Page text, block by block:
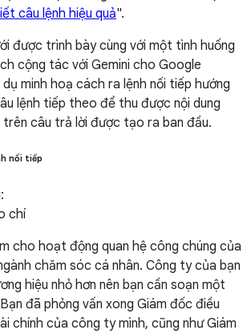
câu lệnh hiệu quả".
được trình bày cùng với một tình huống
cộng tác với Gemini cho Google
minh hoạ cách ra lệnh nối tiếp hướng
lệnh tiếp theo để thu được nội dung
trên câu trả lời được tạo ra ban đầu.
nối tiếp
chí
cho hoạt động quan hệ công chúng của
chăm sóc cá nhân. Công ty của bạn
hiệu nhỏ hơn nên bạn cần soạn một
đã phỏng vấn xong Giám đốc điều
chính của công ty mình, cũng như Giám